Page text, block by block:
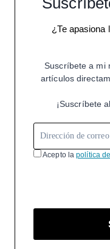
¿Te apasiona
Suscríbete a mi
artículos
¡Suscríbete
Acepto lapolítica